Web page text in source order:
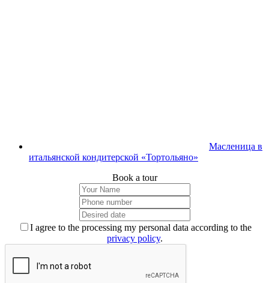
Масленица в
итальянской кондитерской «Тортольяно»
Book a tour
I agree to the processing my personal data according to the
privacy policy.